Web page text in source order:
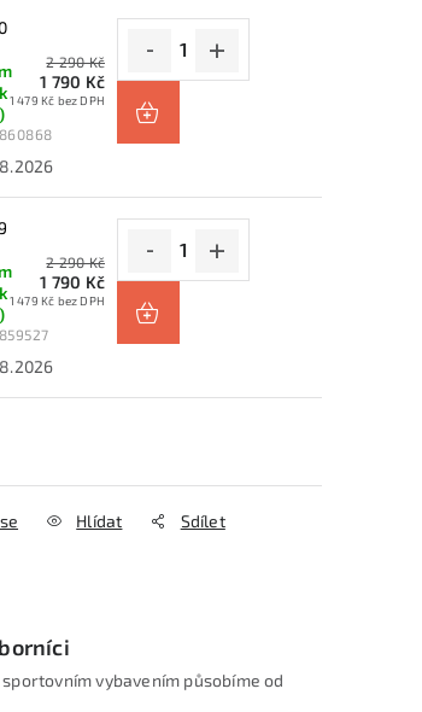
2 290 Kč
1 790 Kč
1 479 Kč bez DPH
2 290 Kč
1 790 Kč
1 479 Kč bez DPH
Hlídat Sdílet
vybavením působíme od